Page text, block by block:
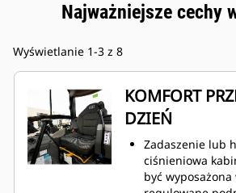
Najważniejsze cechy
Wyświetlanie 1-3 z 8
KOMFORT
DZIEŃ
Zadaszenie lub
ciśnieniowa
być